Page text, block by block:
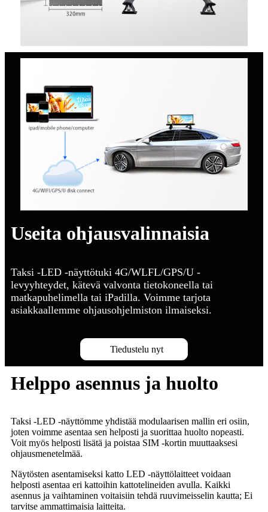
Useita ohjausvalinnaisia
Taksi -LED -näyttötuki 4G/WLFL/GPS/U -
levyyhteydet, kätevä valvonta tietokoneella tai
matkapuhelimella tai iPadilla. Voimme tarjota
asiakkaallemme ohjausohjelmiston ilmaiseksi.
Tiedustelu nyt
Helppo asennus ja huolto
Taksi -LED -näyttömme yhdistää modulaarisen mallin eri osiin,
joten voimme asentaa sen helposti ja suorittaa huolto nopeasti.
Voit myös helposti lisätä ja poistaa SIM -kortin muuttaaksesi
ohjausmenetelmää.
Näytösten asentamiseksi katto LED -näyttölaitteet voidaan
helposti asentaa eri kattoihin kattotelineiden avulla. Kaikki
asennus ja vaihtaminen voitaisiin tehdä ruuvimeisselin kautta; Ei
tarvitse ammattimaisia ​​laitteita.